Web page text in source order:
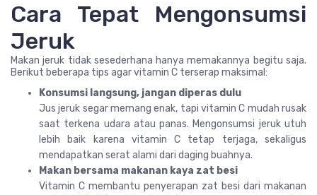
Cara Tepat Mengonsumsi
Jeruk
Makan jeruk tidak sesederhana hanya memakannya begitu saja.
Berikut beberapa tips agar vitamin C terserap maksimal:
Konsumsi langsung, jangan diperas dulu
Jus jeruk segar memang enak, tapi vitamin C mudah rusak
saat terkena udara atau panas. Mengonsumsi jeruk utuh
lebih baik karena vitamin C tetap terjaga, sekaligus
mendapatkan serat alami dari daging buahnya.
Makan bersama makanan kaya zat besi
Vitamin C membantu penyerapan zat besi dari makanan